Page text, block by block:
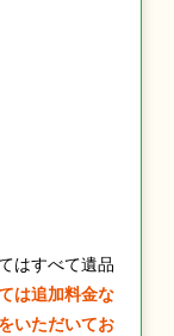
はすべて遺品
は追加料金な
いただいてお